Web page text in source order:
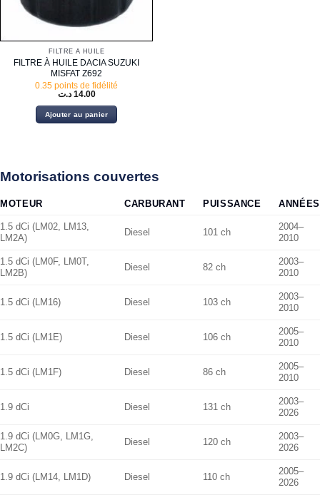
FILTRE À HUILE
FILTRE À HUILE DACIA SUZUKI
MISFAT Z692
0.35 points de fidélité
14.00 د.ت
Ajouter au panier
Motorisations couvertes
MOTEUR CARBURANT PUISSANCE ANNÉES
1.5 dCi (LM02, LM13,
LM2A)
Diesel 101 ch
2004–
2010
1.5 dCi (LM0F, LM0T,
LM2B)
Diesel 82 ch
2003–
2010
1.5 dCi (LM16) Diesel 103 ch
2003–
2010
1.5 dCi (LM1E) Diesel 106 ch
2005–
2010
1.5 dCi (LM1F) Diesel 86 ch
2005–
2010
1.9 dCi Diesel 131 ch
2003–
2026
1.9 dCi (LM0G, LM1G,
LM2C)
Diesel 120 ch
2003–
2026
1.9 dCi (LM14, LM1D) Diesel 110 ch
2005–
2026